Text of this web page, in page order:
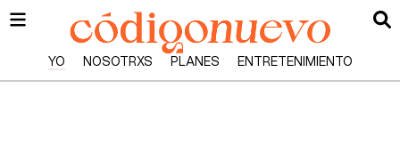
YO NOSOTRXS PLANES ENTRETENIMIENTO